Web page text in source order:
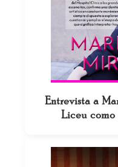
Entrevista a
Liceu como